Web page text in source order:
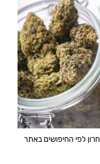
לפי החיפושים באתר